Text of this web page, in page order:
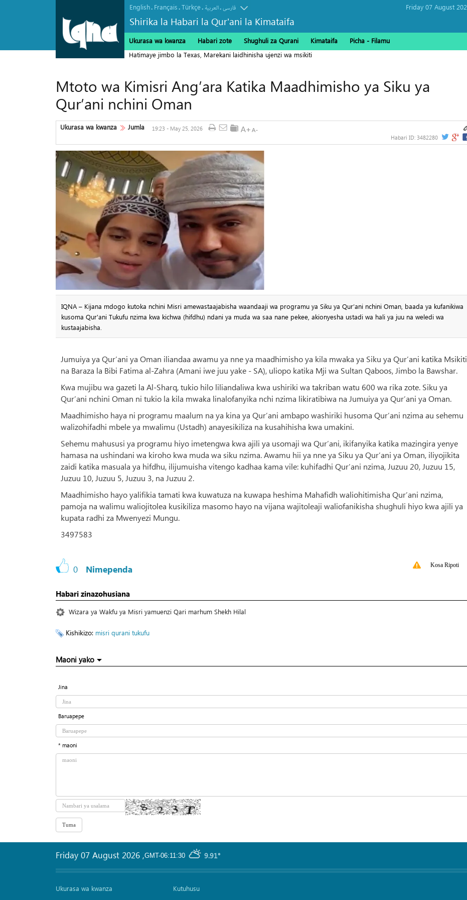
English. Français.Türkçe. العربیة.فارسی
Shirika la Habari la Qur'ani la Kimataifa
Ukurasa wa kwanza Habari zote Shughuli za Qurani Kimataifa
Picha‎ - Filamu‎
Hatimaye jimbo la Texas, Marekani laidhinisha ujenzi wa msikiti
Mtoto wa Kimisri Ang’ara Katika Maadhimisho ya Siku ya
Qur’ani nchini Oman
Ukurasa wa kwanza Jumla
19:23 - May 25, 2026
Habari ID: 3482280
IQNA – Kijana mdogo kutoka nchini Misri amewastaajabisha waandaaji wa programu ya Siku ya Qur’ani nchini Oman, baada ya kufanikiwa
kusoma Qur'ani Tukufu nzima kwa kichwa (hifdhu) ndani ya muda wa saa nane pekee, akionyesha ustadi wa hali ya juu na weledi wa
kustaajabisha.
Jumuiya ya Qur’ani ya Oman iliandaa awamu ya nne ya maadhimisho ya kila mwaka ya Siku ya Qur’ani katika Msikiti
na Baraza la Bibi Fatima al-Zahra (Amani iwe juu yake - SA), uliopo katika Mji wa Sultan Qaboos, Jimbo la Bawshar.
Kwa mujibu wa gazeti la Al-Sharq, tukio hilo liliandaliwa kwa ushiriki wa takriban watu 600 wa rika zote. Siku ya
Qur’ani nchini Oman ni tukio la kila mwaka linalofanyika nchi nzima likiratibiwa na Jumuiya ya Qur’ani ya Oman.
Maadhimisho haya ni programu maalum na ya kina ya Qur’ani ambapo washiriki husoma Qur’ani nzima au sehemu
walizohifadhi mbele ya mwalimu (Ustadh) anayesikiliza na kusahihisha kwa umakini.
Sehemu mahususi ya programu hiyo imetengwa kwa ajili ya usomaji wa Qur’ani, ikifanyika katika mazingira yenye
hamasa na ushindani wa kiroho kwa muda wa siku nzima. Awamu hii ya nne ya Siku ya Qur’ani ya Oman, iliyojikita
zaidi katika masuala ya hifdhu, ilijumuisha vitengo kadhaa kama vile: kuhifadhi Qur’ani nzima, Juzuu 20, Juzuu 15,
Juzuu 10, Juzuu 5, Juzuu 3, na Juzuu 2.
Maadhimisho hayo yalifikia tamati kwa kuwatuza na kuwapa heshima Mahafidh waliohitimisha Qur’ani nzima,
pamoja na walimu waliojitolea kusikiliza masomo hayo na vijana wajitoleaji waliofanikisha shughuli hiyo kwa ajili ya
kupata radhi za Mwenyezi Mungu.
3497583
0 Nimependa Kosa Ripoti
Habari zinazohusiana
Wizara ya Wakfu ya Misri yamuenzi Qari marhum Shekh Hilal
Kishikizo: misri qurani tukufu
Maoni yako
Jina
Baruapepe
* maoni
GMT-06:11:30 9.91°
Friday 07 August 2026 ,
Ukurasa wa kwanza
Kutuhusu